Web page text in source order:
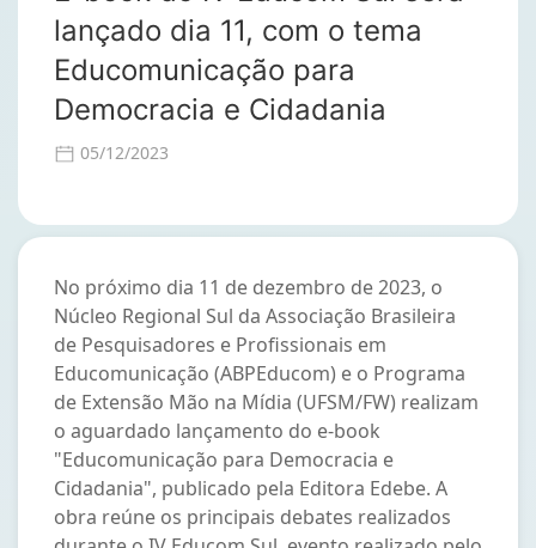
lançado dia 11, com o tema
Educomunicação para
Democracia e Cidadania
05/12/2023
No próximo dia 11 de dezembro de 2023, o
Núcleo Regional Sul da Associação Brasileira
de Pesquisadores e Profissionais em
Educomunicação (ABPEducom) e o Programa
de Extensão Mão na Mídia (UFSM/FW) realizam
o aguardado lançamento do e-book
"Educomunicação para Democracia e
Cidadania", publicado pela Editora Edebe. A
obra reúne os principais debates realizados